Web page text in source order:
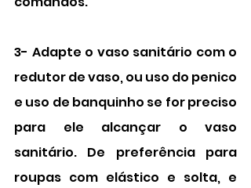
3- Adapte o vaso sanitário com o
redutor de vaso, ou uso do penico
e uso de banquinho se for preciso
para ele alcançar o vaso
sanitário. De preferência para
roupas com elástico e solta, e